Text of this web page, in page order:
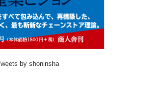
Tweets by shoninsha